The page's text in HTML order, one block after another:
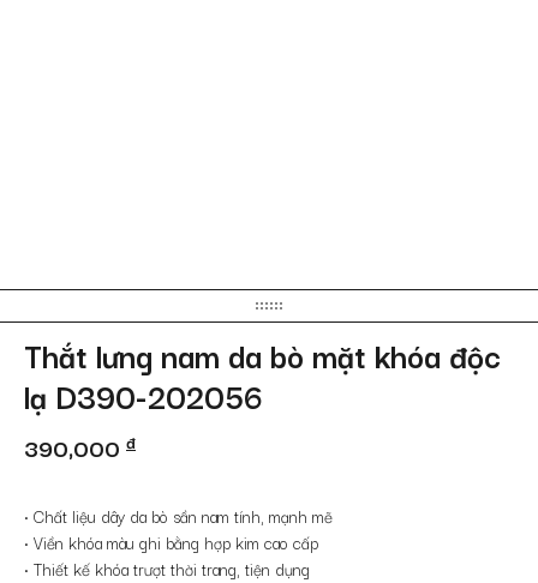
Thắt lưng nam da bò mặt khóa độc
lạ D390-202056
390,000 đ
• Chất liệu dây da bò sần nam tính, mạnh mẽ
• Viền khóa màu ghi bằng hợp kim cao cấp
• Thiết kế khóa trượt thời trang, tiện dụng